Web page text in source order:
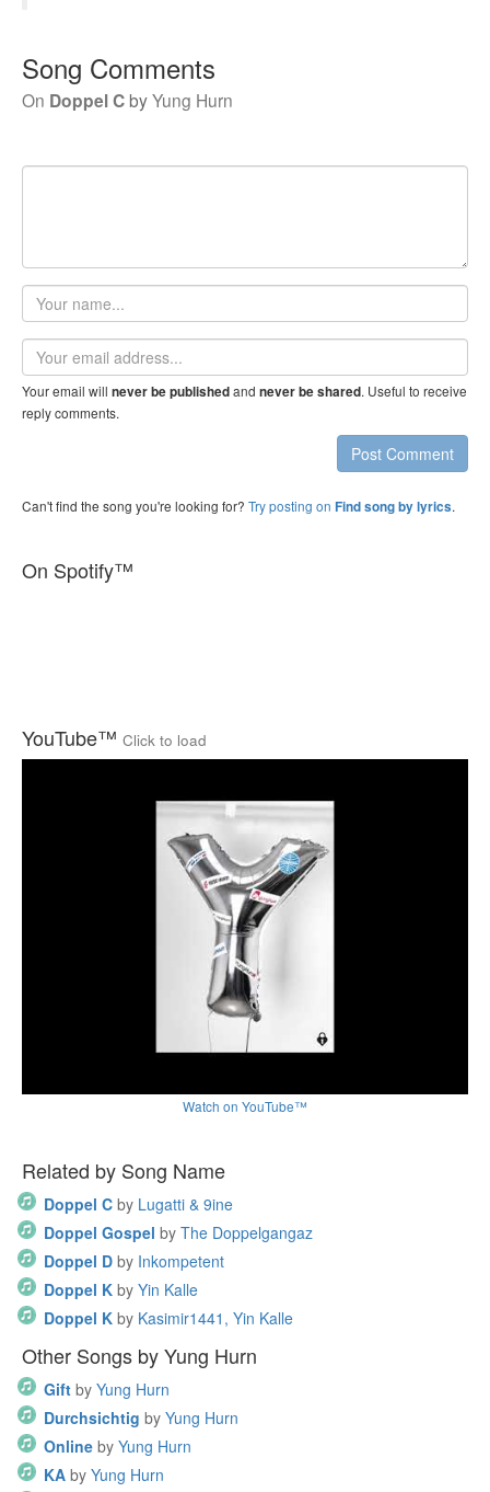
Song Comments
On Doppel CbyYung Hurn
Your
name
Email
address
Your email will never be publishedand never be shared. Useful to receive
reply comments.
Post Comment
Can't find the song you're looking for? Try posting on Find song by lyrics.
On Spotify™
YouTube™ Click to load
Watch on YouTube™
Related by Song Name
Doppel C by Lugatti & 9ine
Doppel Gospel by The Doppelgangaz
Doppel D by Inkompetent
Doppel K by Yin Kalle
Doppel K by Kasimir1441, Yin Kalle
Other Songs by Yung Hurn
Gift by Yung Hurn
Durchsichtig by Yung Hurn
Online by Yung Hurn
KA by Yung Hurn